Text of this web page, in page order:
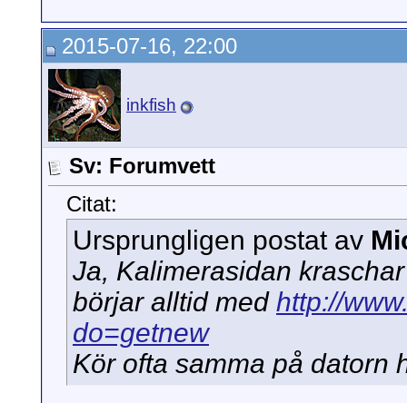
2015-07-16, 22:00
inkfish
Sv: Forumvett
Citat:
Ursprungligen postat av
Ja, Kalimerasidan
börjar alltid med http://
do=getnew
Kör ofta samma på datorn